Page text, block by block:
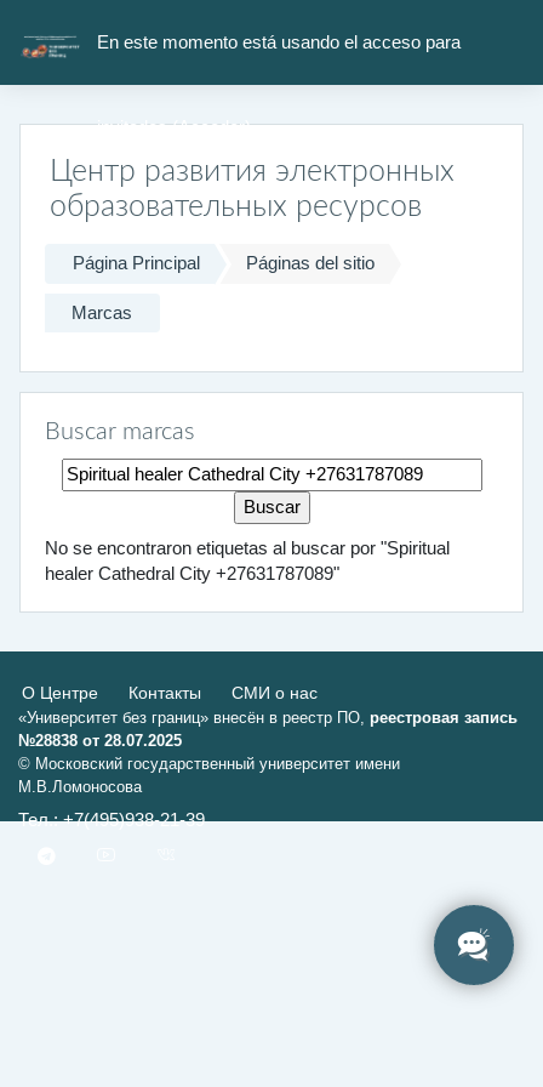
En este momento está usando el acceso para
invitados (Acceder)
Центр развития электронных
образовательных ресурсов
Página Principal Páginas del sitio
Marcas
Buscar marcas
Buscar marcas
No se encontraron etiquetas al buscar por "Spiritual
healer Cathedral City +27631787089"
О Центре Контакты СМИ о нас
«Университет без границ» внесён в реестр ПО, реестровая запись
№28838 от 28.07.2025
© Московский государственный университет имени
М.В.Ломоносова
Тел.: +7(495)938-21-39